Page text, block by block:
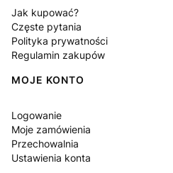
Jak kupować?
Częste pytania
Polityka prywatności
Regulamin zakupów
MOJE KONTO
Logowanie
Moje zamówienia
Przechowalnia
Ustawienia konta